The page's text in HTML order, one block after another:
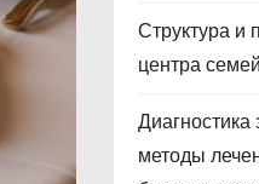
Структура и
центра
Диагностика
методы